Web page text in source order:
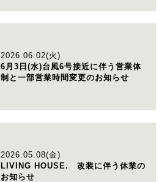
2026.06.02(火)
6月3日(水)台風6号接近に伴う営業体
制と一部営業時間変更のお知らせ
2026.05.08(金)
LIVING HOUSE. 改装に伴う休業の
お知らせ